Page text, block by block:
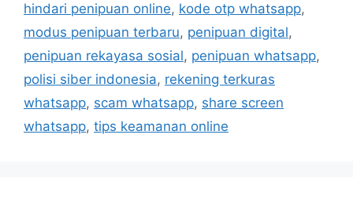
o
r
i
e
s
s
hindari penipuan online, kode otp whatsapp,
modus penipuan terbaru, penipuan digital,
penipuan rekayasa sosial, penipuan whatsapp,
polisi siber indonesia, rekening terkuras
whatsapp, scam whatsapp, share screen
whatsapp, tips keamanan online